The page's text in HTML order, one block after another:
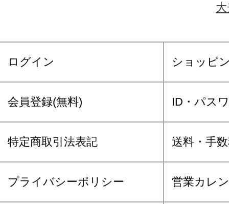
ログイン ショッピ
会員登録(無料) ID・パス
特定商取引法表記 送料・手
プライバシーポリシー 営業カレ